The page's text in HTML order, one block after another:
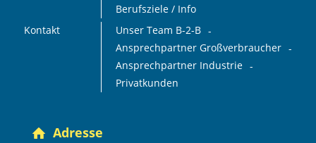
Berufsziele / Info
Kontakt
Unser Team B-2-B
Ansprechpartner Großverbraucher
Ansprechpartner Industrie
Privatkunden
Adresse